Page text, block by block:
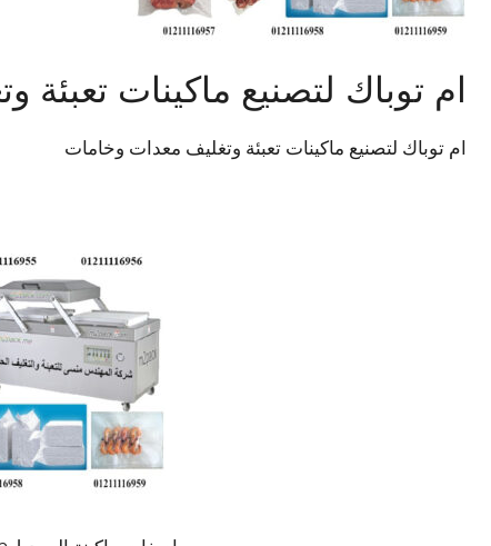
ام توباك لتصنيع ماكينات
ام توباك لتصنيع ماكينات تعبئة وتغليف معدات وخامات